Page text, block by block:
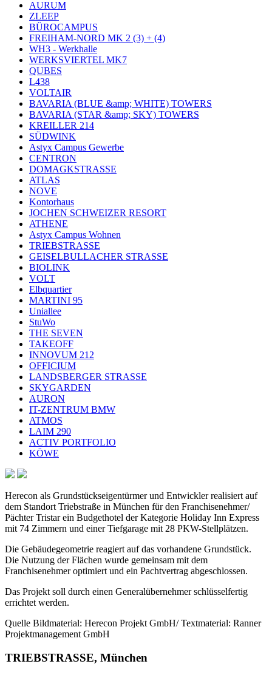
AURUM
ZLEEP
BÜROCAMPUS
FREIHAM-NORD MK 2 (3) + (4)
WH3 - Werkhalle
WERKSVIERTEL MK7
QUBES
L438
VOLTAIR
BAVARIA (BLUE &amp; WHITE) TOWERS
BAVARIA (STAR &amp; SKY) TOWERS
KREILLER 214
SÜDWINK
Astyx Campus Gewerbe
CENTRON
DOMAGKSTRASSE
ATLAS
NOVE
Kontorhaus
JOCHEN SCHWEIZER RESORT
ATHENE
Astyx Campus Wohnen
TRIEBSTRASSE
GEISELBULLACHER STRASSE
BIOLINK
VOLT
Elbquartier
MARTINI 95
Uniallee
StuWo
THE SEVEN
TAKEOFF
INNOVUM 212
OFFICIUM
LANDSBERGER STRASSE
SKYGARDEN
AURON
IT-ZENTRUM BMW
ATMOS
LAIM 290
ACTIV PORTFOLIO
KÖWE
Herecon als Grundstückseigentürmer und Entwickler realisiert auf
dem Standort Triebstraße in München für den Franchisenehmer/
Pächter Tristar ein Budgethotel der Kategorie Holiday Inn Express
mit 74 Zimmern und einer Tiefgarage mit 28 PKW-Stellplätzen.
Die Gebäudegeometrie reagiert auf das vorhandene Grundstück.
Die Nutzung der Flächen wurde gemeinsam mit dem
Franchisenehmer optimiert und ein Pachtvertrag abgeschlossen.
Das Projekt soll durch einen Generalübernehmer schlüsselfertig
errichtet werden.
Quelle Bildmaterial: Herecon Projekt GmbH/ Textmaterial: Ranner
Projektmanagement GmbH
TRIEBSTRASSE, München